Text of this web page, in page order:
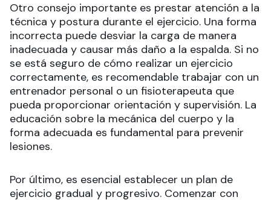
Otro consejo importante es prestar atención a la
técnica y postura durante el ejercicio. Una forma
incorrecta puede desviar la carga de manera
inadecuada y causar más daño a la espalda. Si no
se está seguro de cómo realizar un ejercicio
correctamente, es recomendable trabajar con un
entrenador personal o un fisioterapeuta que
pueda proporcionar orientación y supervisión. La
educación sobre la mecánica del cuerpo y la
forma adecuada es fundamental para prevenir
lesiones.
Por último, es esencial establecer un plan de
ejercicio gradual y progresivo. Comenzar con